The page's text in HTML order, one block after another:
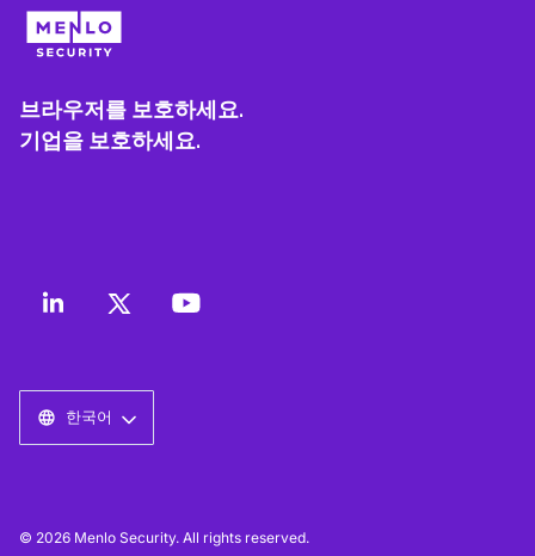
브라우저를 보호하세요.
기업을 보호하세요.
한국어
© 2026 Menlo Security. All rights reserved.